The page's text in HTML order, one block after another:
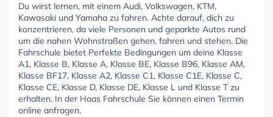
Du wirst lernen, mit einem Audi, Volkswagen, KTM,
Kawasaki und Yamaha zu fahren. Achte darauf, dich zu
konzentrieren, da viele Personen und geparkte Autos rund
um die nahen Wohnstraßen gehen, fahren und stehen. Die
Fahrschule bietet Perfekte Bedingungen um deine Klasse
A1, Klasse B, Klasse A, Klasse BE, Klasse B96, Klasse AM,
Klasse BF17, Klasse A2, Klasse C1, Klasse C1E, Klasse C,
Klasse CE, Klasse D, Klasse DE, Klasse L und Klasse T zu
erhalten. In der Haas Fahrschule Sie können einen Termin
online anfragen.